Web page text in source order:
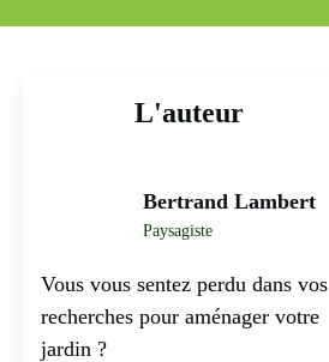
L'auteur
Bertrand Lambert
Paysagiste
Vous vous sentez perdu dans vos
recherches pour aménager votre
jardin ?